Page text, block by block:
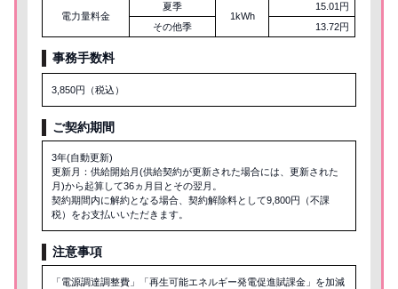
電力量料金
夏季
1kWh
15.01円
その他季
13.72円
事務手数料
3,850円（税込）
ご契約期間
3年(自動更新)
更新月：供給開始月(供給契約が更新された場合には、更新された
月)から起算して36ヵ月目とその翌月。
契約期間内に解約となる場合、契約解除料として9,800円（不課
税）をお支払いいただきます。
注意事項
「電源調達調整費」「再生可能エネルギー発電促進賦課金」を加減